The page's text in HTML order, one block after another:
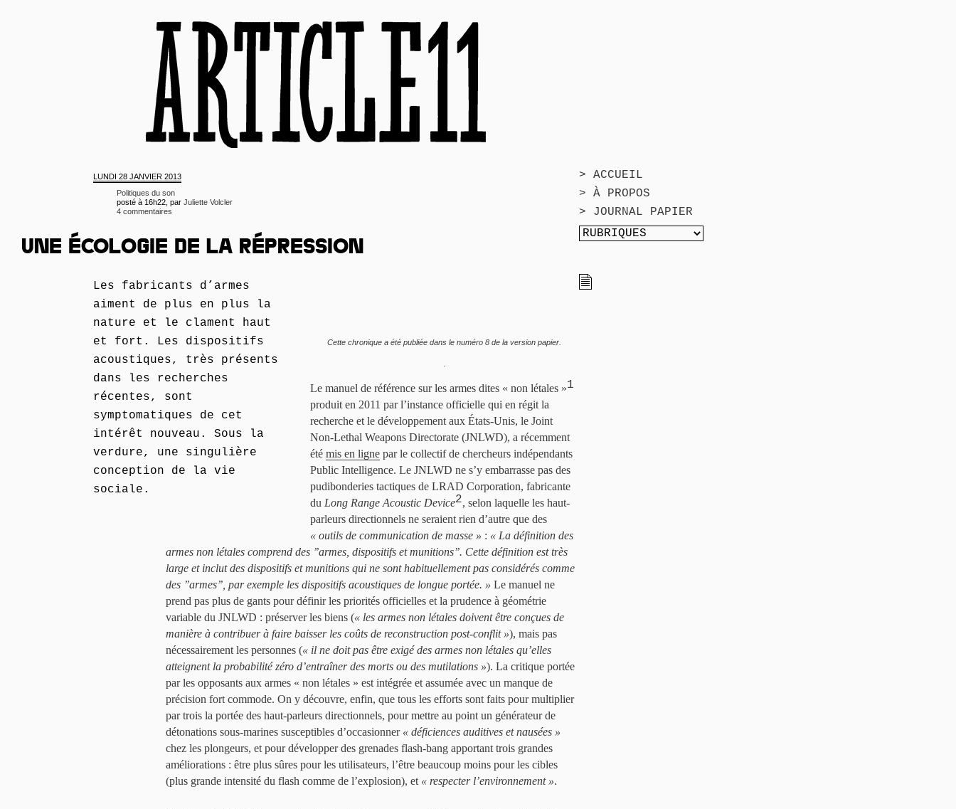
> ACCUEIL
> À PROPOS
> JOURNAL PAPIER
LUNDI 28 JANVIER 2013
Politiques du son
posté à 16h22, par Juliette Volcler
4 commentaires
UNE ÉCOLOGIE DE LA RÉPRESSION
Les fabricants d’armes
aiment de plus en plus la
nature et le clament haut
et fort. Les dispositifs
acoustiques, très présents
dans les recherches
récentes, sont
symptomatiques de cet
intérêt nouveau. Sous la
verdure, une singulière
conception de la vie
sociale.
Cette chronique a été publiée dans le numéro 8 de la version papier.
Le manuel de référence sur les armes dites « non létales »1
produit en 2011 par l’instance officielle qui en régit la
recherche et le développement aux États-Unis, le Joint
Non-Lethal Weapons Directorate (JNLWD), a récemment
été mis en ligne par le collectif de chercheurs indépendants
Public Intelligence. Le JNLWD ne s’y embarrasse pas des
pudibonderies tactiques de LRAD Corporation, fabricante
du Long Range Acoustic Device2, selon laquelle les haut-
parleurs directionnels ne seraient rien d’autre que des
« outils de communication de masse » : « La définition des
armes non létales comprend des ’’armes, dispositifs et munitions’’. Cette définition est très
large et inclut des dispositifs et munitions qui ne sont habituellement pas considérés comme
des ’’armes’’, par exemple les dispositifs acoustiques de longue portée. » Le manuel ne
prend pas plus de gants pour définir les priorités officielles et la prudence à géométrie
variable du JNLWD : préserver les biens (« les armes non létales doivent être conçues de
manière à contribuer à faire baisser les coûts de reconstruction post-conflit »), mais pas
nécessairement les personnes (« il ne doit pas être exigé des armes non létales qu’elles
atteignent la probabilité zéro d’entraîner des morts ou des mutilations »). La critique portée
par les opposants aux armes « non létales » est intégrée et assumée avec un manque de
précision fort commode. On y découvre, enfin, que tous les efforts sont faits pour multiplier
par trois la portée des haut-parleurs directionnels, pour mettre au point un générateur de
détonations sous-marines susceptibles d’occasionner « déficiences auditives et nausées »
chez les plongeurs, et pour développer des grenades flash-bang apportant trois grandes
améliorations : être plus sûres pour les utilisateurs, l’être beaucoup moins pour les cibles
(plus grande intensité du flash comme de l’explosion), et « respecter l’environnement ».